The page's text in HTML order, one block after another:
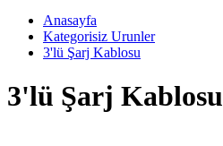
Anasayfa
Kategorisiz Urunler
3'lü Şarj Kablosu
3'lü Şarj Kablosu